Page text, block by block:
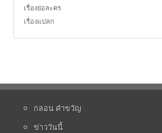
เรื่องย่อละคร
เรื่องแปลก
กลอน คำขวัญ
ข่าววันนี้